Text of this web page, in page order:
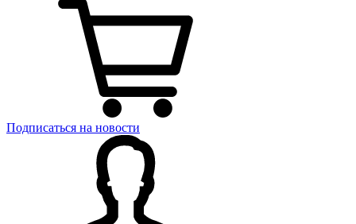
Подписаться на новости